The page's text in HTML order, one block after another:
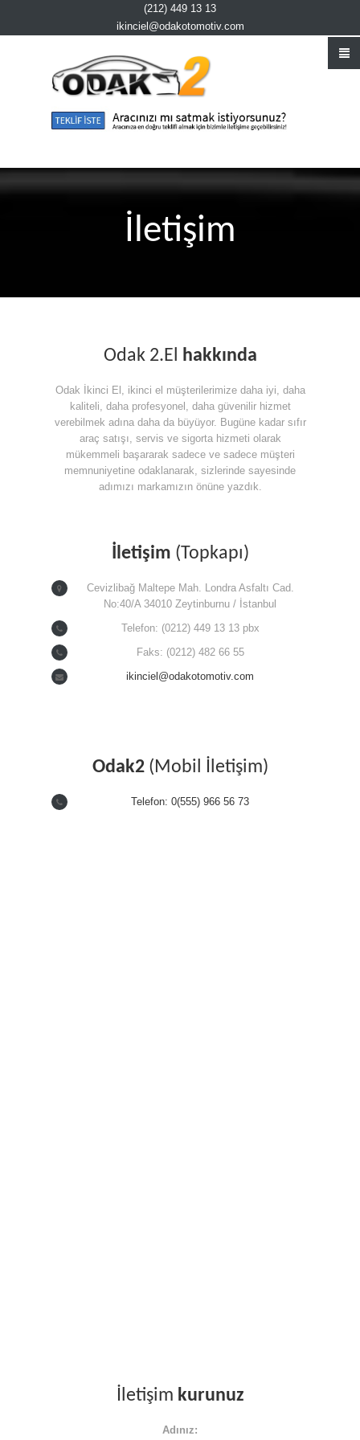
(212) 449 13 13
ikinciel@odakotomotiv.com
İletişim
Odak 2.El hakkında
Odak İkinci El, ikinci el müşterilerimize daha iyi, daha
kaliteli, daha profesyonel, daha güvenilir hizmet
verebilmek adına daha da büyüyor. Bugüne kadar sıfır
araç satışı, servis ve sigorta hizmeti olarak
mükemmeli başararak sadece ve sadece müşteri
memnuniyetine odaklanarak, sizlerinde sayesinde
adımızı markamızın önüne yazdık.
İletişim (Topkapı)
Cevizlibağ Maltepe Mah. Londra Asfaltı Cad.
No:40/A 34010 Zeytinburnu / İstanbul
Telefon: (0212) 449 13 13 pbx
Faks: (0212) 482 66 55
ikinciel@odakotomotiv.com
Odak2(Mobil İletişim)
Telefon: 0(555) 966 56 73
İletişim kurunuz
Adınız: